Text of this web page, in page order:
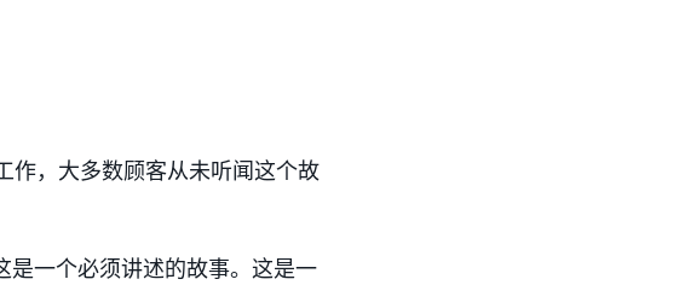
作，大多数顾客从未听闻这个故
是一个必须讲述的故事。这是一